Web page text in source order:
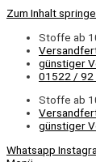
Zum Inhalt
Stoffe ab
günstiger
01522 / 92
Stoffe ab
günstiger
Whatsapp